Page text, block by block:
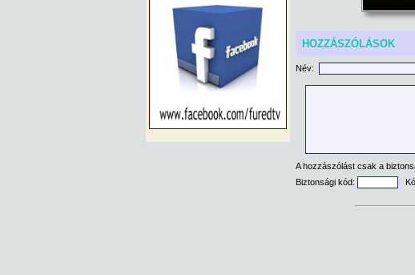
HOZZÁSZÓLÁSOK
Név:
A hozzászólást csak a
Biztonsági kód: